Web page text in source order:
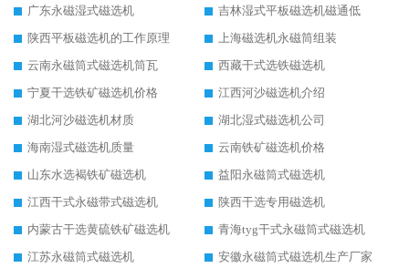
广东永磁湿式磁选机
吉林湿式平板磁选机磁通低
陕西平板磁选机的工作原理
上海磁选机永磁筒组装
云南永磁筒式磁选机筒瓦
西藏干式选铁磁选机
宁夏干选铁矿磁选机价格
江西河沙磁选机介绍
湖北河沙磁选机材质
湖北湿式磁选机公司
海南湿式磁选机质量
云南铁矿磁选机价格
山东水选褐铁矿磁选机
益阳永磁筒式磁选机
江西干式永磁带式磁选机
陕西干选专用磁选机
内蒙古干选黄硫铁矿磁选机
青海tyg干式永磁筒式磁选机
江苏永磁筒式磁选机
安徽永磁筒式磁选机生产厂家